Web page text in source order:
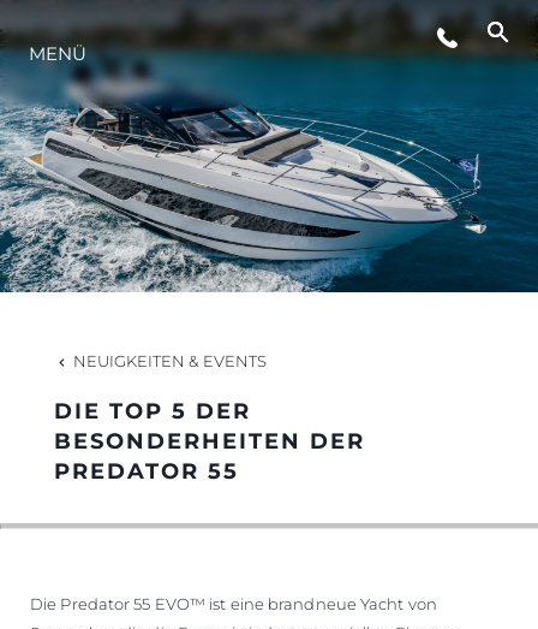
LIFESTYLE
INNOVATION
DIE FIRMA
DAS TEAM
GESCHICHTE
BEWERTEN SIE IHR BOOT
MENÜ
NEUIGKEITEN & EVENTS
DIE TOP 5 DER
BESONDERHEITEN DER
PREDATOR 55
Die Predator 55 EVO™ ist eine brandneue Yacht von